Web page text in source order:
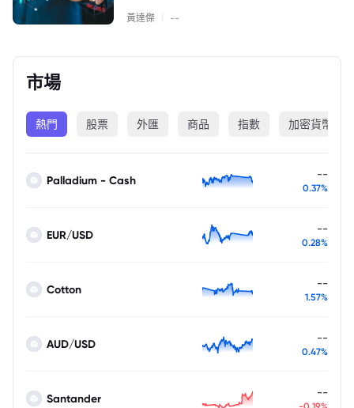
黃達傑 --
市場
熱門 股票 外匯 商品 指數 加密貨幣
Palladium - Cash --
0.37%
EUR/USD --
0.28%
Cotton --
1.57%
AUD/USD --
0.47%
Santander --